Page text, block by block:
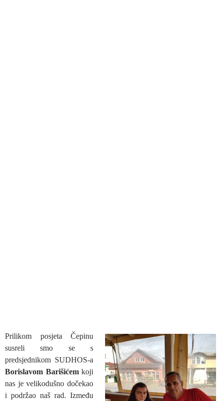
Prilikom posjeta Čepinu
susreli smo se s
predsjednikom SUDHOS-a
Borislavom Barišićemkoji
nas je velikodušno dočekao
i podržao naš rad. Između